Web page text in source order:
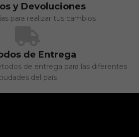
y Devoluciones
para realizar tus cambios
de Entrega
de entrega para las diferentes
del país